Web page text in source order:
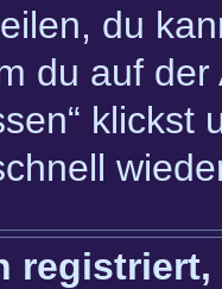
du
du auf
klickst